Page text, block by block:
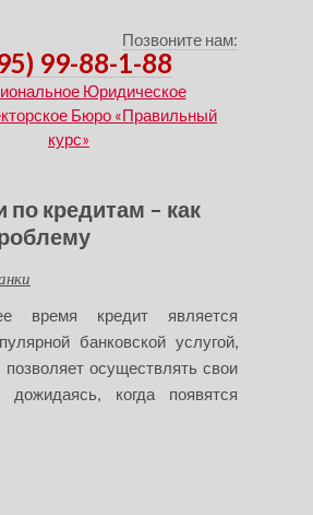
Позвоните нам:
99-88-1-88
кредитам – как
время кредит является
банковской услугой,
позволяет осуществлять свои
когда появятся